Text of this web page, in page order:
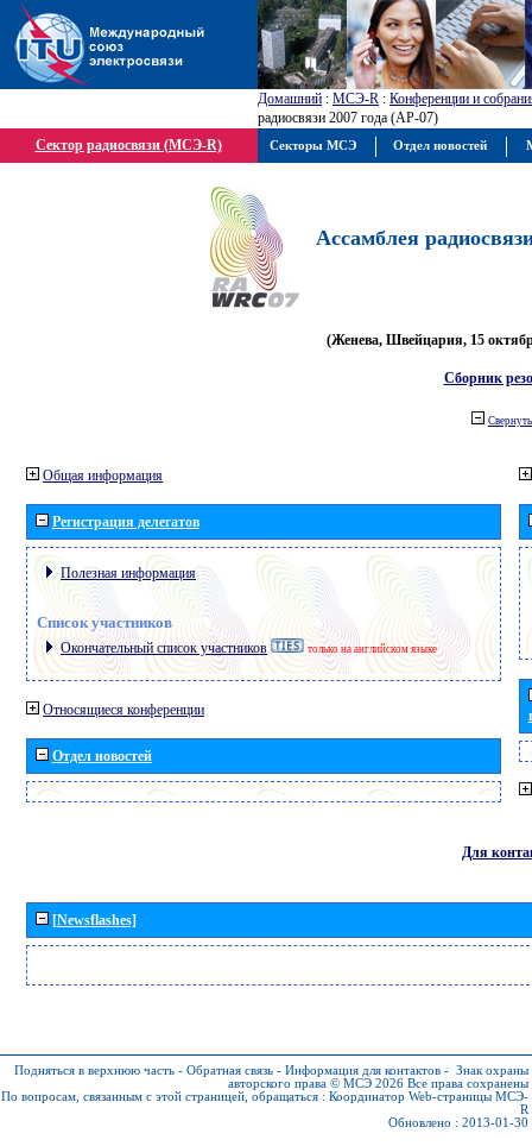
Домашний : МСЭ-R : Конференции и
радиосвязи 2007 года (АР-07)
Сектор радиосвязи (МСЭ-R)
Ассамблея
(Женева, Швейцария, 15
Сборник
Свернуть
Общая информация
Регистрация делегатов
Полезная информация
Список участников
Окончательный список участников только на английском языке
Относящиеся конференции
Отдел новостей
Для
[Newsflashes]
Подняться в верхнюю часть - Обратная связь - Информация для контактов - Знак охраны
авторского права © МСЭ 2026 Все права сохранены
По вопросам, связанным с этой страницей, обращаться : Координатор Web-страницы МСЭ-
R
Обновлено : 2013-01-30
Секторы МСЭ Отдел новостей